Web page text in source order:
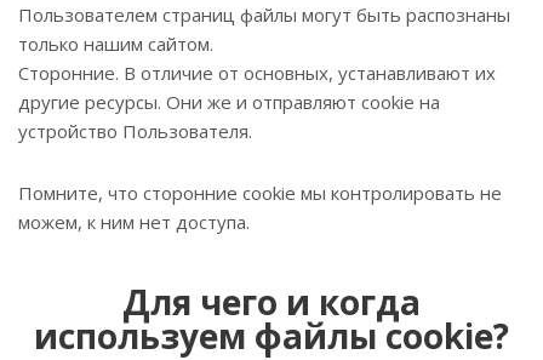
Пользователем страниц файлы могут быть распознаны
только нашим сайтом.
Сторонние. В отличие от основных, устанавливают их
другие ресурсы. Они же и отправляют cookie на
устройство Пользователя.
Помните, что сторонние cookie мы контролировать не
можем, к ним нет доступа.
Для чего и когда
используем файлы cookie?